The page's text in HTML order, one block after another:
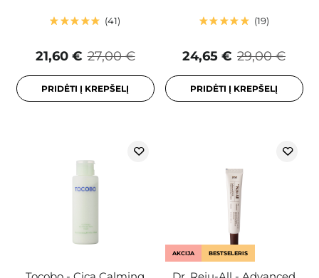
41
27,00 €
21,60 €
PRIDĖTI Į KREPŠELĮ
19
29,00 €
24,65 €
PRIDĖTI Į KREPŠELĮ
AKCIJA BESTSELERIS